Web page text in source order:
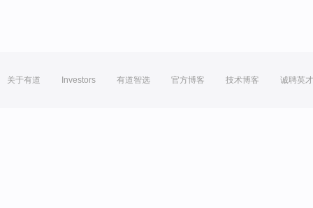
关于有道 Investors 有道智选 官方博客 技术博客 诚聘英才